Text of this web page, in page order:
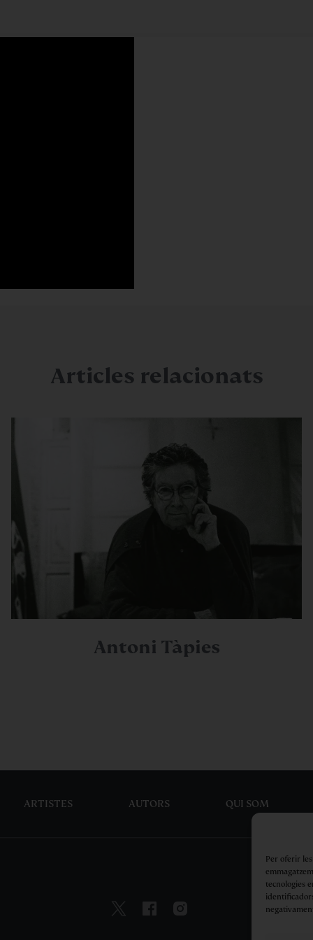
Per oferir
tecnologies
Articles relacionats
Antoni Tàpies
ARTISTES AUTORS QUI SOM